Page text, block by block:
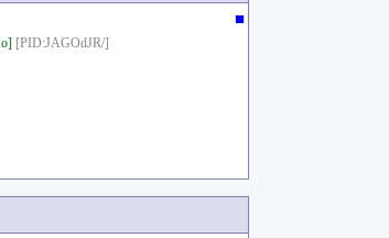
■
[PID:JAGOdJR/]